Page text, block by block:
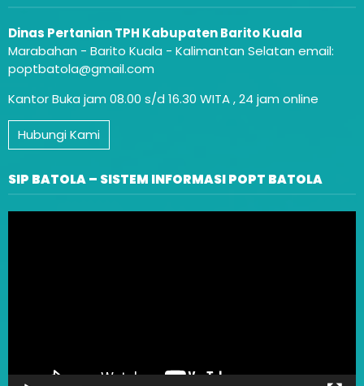
Dinas Pertanian TPH Kabupaten Barito Kuala
Marabahan - Barito Kuala - Kalimantan Selatan email:
poptbatola@gmail.com
Kantor Buka jam 08.00 s/d 16.30 WITA , 24 jam online
Hubungi Kami
SIP BATOLA – SISTEM INFORMASI POPT BATOLA